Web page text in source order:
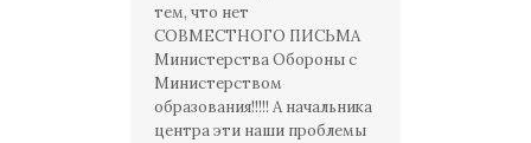
тем, что нет
СОВМЕСТНОГО ПИСЬМА
Министерства Обороны с
Министерством
образования!!!!! А начальника
центра эти наши проблемы